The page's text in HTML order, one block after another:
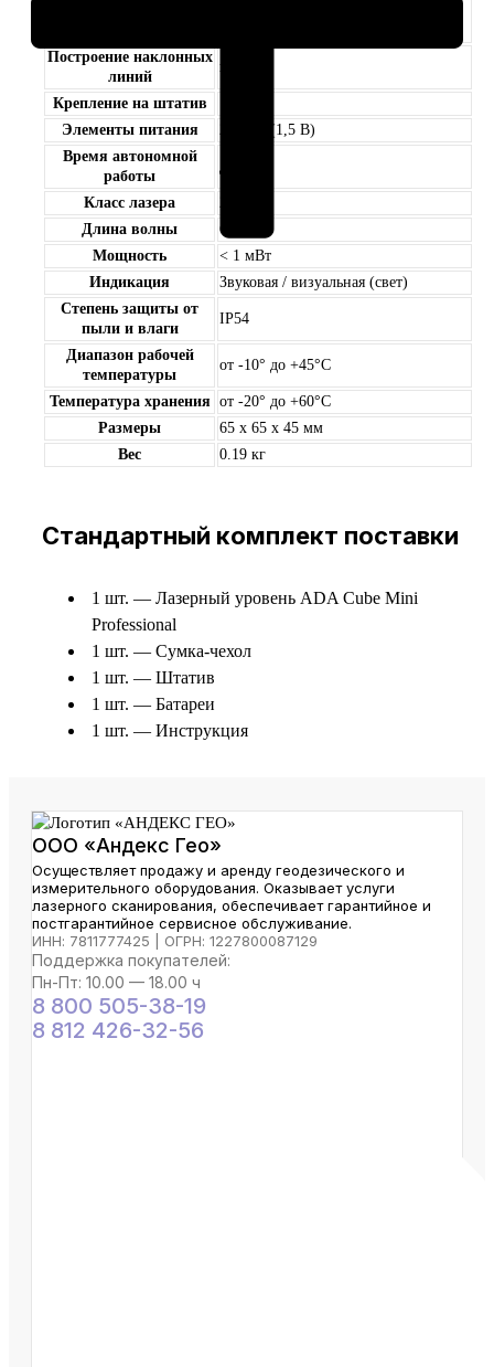
Построение наклонных
линий
нет
Крепление на штатив
Элементы питания
2 х АА (1,5 В)
Время автономной
работы
Класс лазера
Длина волны
635 нм
Мощность
< 1 мВт
Индикация
Звуковая / визуальная (свет)
Степень защиты от
пыли и влаги
IP54
Диапазон рабочей
температуры
от -10° до +45°С
Температура хранения от -20° до +60°С
Размеры
65 x 65 x 45 мм
Вес
0.19 кг
Стандартный комплект поставки
1 шт. — Лазерный уровень ADA Cube Mini
Professional
1 шт. — Сумка-чехол
1 шт. — Штатив
1 шт. — Батареи
1 шт. — Инструкция
ООО «Андекс Гео»
Осуществляет продажу и аренду геодезического и
измерительного оборудования. Оказывает услуги
лазерного сканирования, обеспечивает гарантийное и
постгарантийное сервисное обслуживание.
ИНН: 7811777425 | ОГРН: 1227800087129
Поддержка покупателей:
Пн-Пт: 10.00 — 18.00 ч
8 800 505-38-19
8 812 426-32-56